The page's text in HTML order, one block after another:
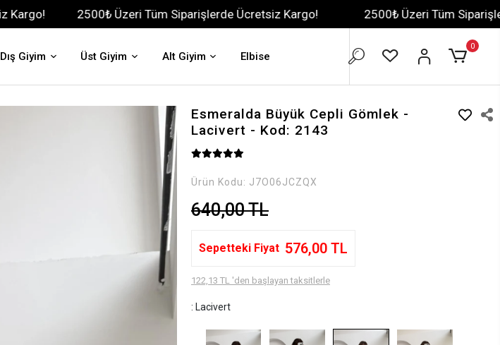
2500₺ Üzeri Tüm Siparişlerde Ücretsiz Kargo! 2500₺ Üzeri Tüm Siparişlerde
Dış Giyim Üst Giyim Alt Giyim Elbise
0
Esmeralda Büyük Cepli Gömlek -
Lacivert - Kod: 2143
Ürün Kodu: J7O06JCZQX
640,00 TL
Sepetteki Fiyat 576,00 TL
122,13 TL 'den başlayan taksitlerle
: Lacivert